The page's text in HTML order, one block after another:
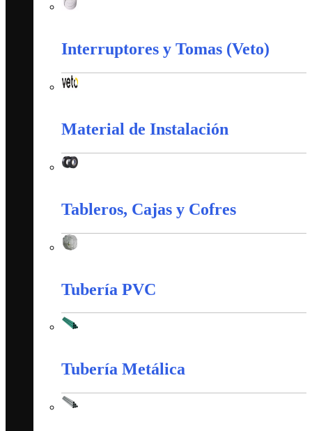
Interruptores y Tomas (Veto)
Material de Instalación
Tableros, Cajas y Cofres
Tubería PVC
Tubería Metálica